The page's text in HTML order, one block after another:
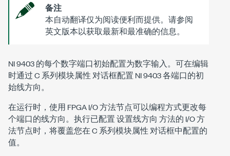
备注
本自动翻译仅为阅读便利而提供。请参阅
英文版本以获取最新和最准确的信息。
NI 9403 的每个数字端口初始配置为数字输入。可在编辑
时通过C 系列模块属性 对话框配置 NI 9403 各端口的初
始线方向。
在运行时，使用 FPGA I/O 方法节点可以编程方式更改每
个端口的线方向。执行已配置设置线方向 方法的 I/O 方
法节点时，将覆盖您在C 系列模块属性 对话框中配置的
值。